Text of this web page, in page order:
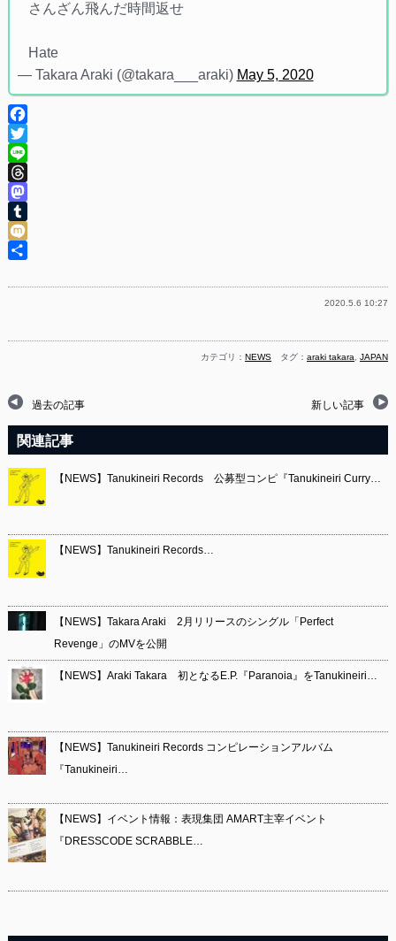
さんざん飛んだ時間返せ
Hate
— Takara Araki (@takara___araki) May 5, 2020
Facebook
Twitter
Line
Threads
Mastodon
Tumblr
Mixi
有
2020.5.6 10:27
カテゴリ：NEWS タグ：araki takara ,JAPAN
過去の記事 新しい記事
関連記事
【NEWS】Tanukineiri Records 公募型コンピ『Tanukineiri Curry…
【NEWS】Tanukineiri Records…
【NEWS】Takara Araki 2月リリースのシングル「Perfect
Revenge」のMVを公開
【NEWS】Araki Takara 初となるE.P.『Paranoia』をTanukineiri…
【NEWS】Tanukineiri Records コンピレーションアルバム
『Tanukineiri…
【NEWS】イベント情報：表現集団 AMART主宰イベント
『DRESSCODE SCRABBLE…